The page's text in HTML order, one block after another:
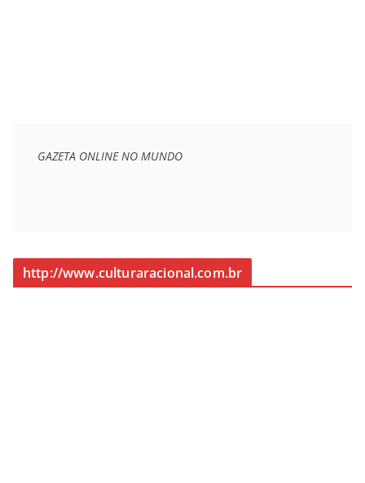
GAZETA ONLINE NO MUNDO
http://www.culturaracional.com.br